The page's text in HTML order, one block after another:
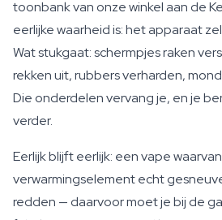
toonbank van onze winkel aan de
eerlijke waarheid is: het apparaat
Wat stukgaat: schermpjes raken
rekken uit, rubbers verharden,
Die onderdelen vervang je, en je
verder.
Eerlijk blijft eerlijk: een vape
verwarmingselement echt
redden — daarvoor moet je bij de